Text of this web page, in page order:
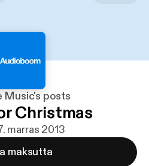
Music's posts
Christmas
marras 2013
maksutta